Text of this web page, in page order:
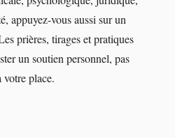
appuyez-vous aussi sur un
prières, tirages et pratiques
un soutien personnel, pas
place.